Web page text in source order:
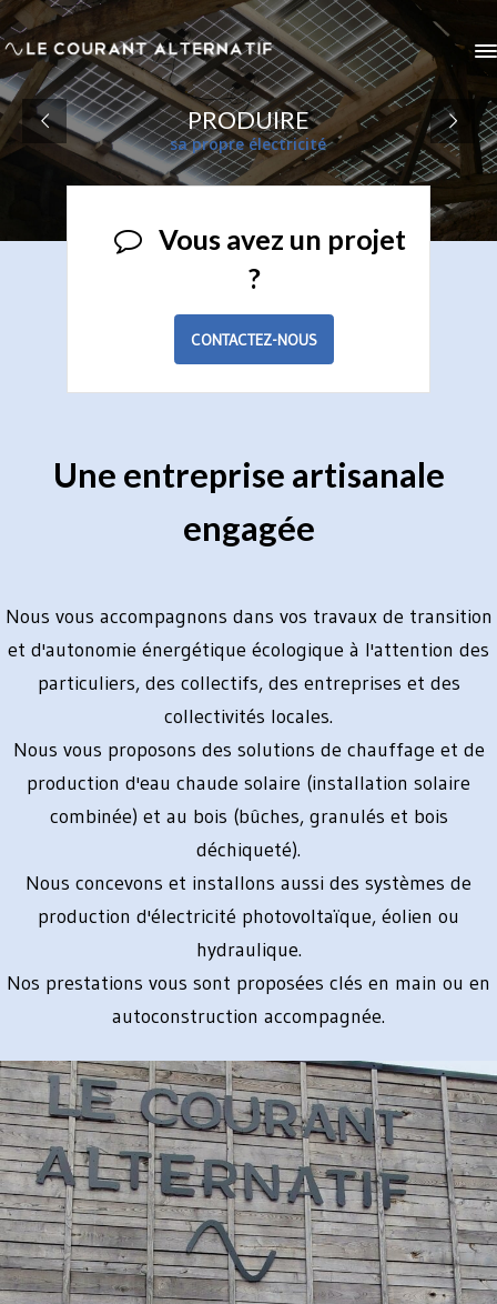
PRODUIRE
sa propre électricité
Vous avez un projet
?
CONTACTEZ-NOUS
Une entreprise artisanale
engagée
Nous vous accompagnons dans vos travaux de transition
et d'autonomie énergétique écologique à l'attention des
particuliers, des collectifs, des entreprises et des
collectivités locales.
Nous vous proposons des solutions de chauffage et de
production d'eau chaude solaire (installation solaire
combinée) et au bois (bûches, granulés et bois
déchiqueté).
Nous concevons et installons aussi des systèmes de
production d'électricité photovoltaïque, éolien ou
hydraulique.
Nos prestations vous sont proposées clés en main ou en
autoconstruction accompagnée.